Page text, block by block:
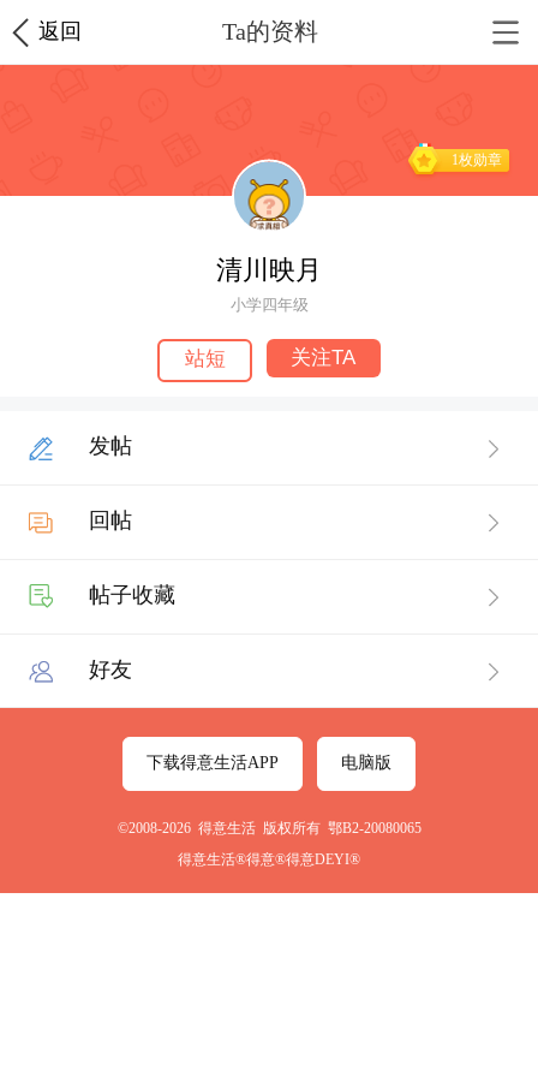
返回 Ta的资料
1枚勋章
清川映月
小学四年级
站短 关注TA
发帖
回帖
帖子收藏
好友
下载得意生活APP 电脑版
©2008-2026 得意生活 版权所有 鄂B2-20080065
得意生活®得意®得意DEYI®